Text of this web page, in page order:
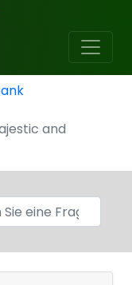
and